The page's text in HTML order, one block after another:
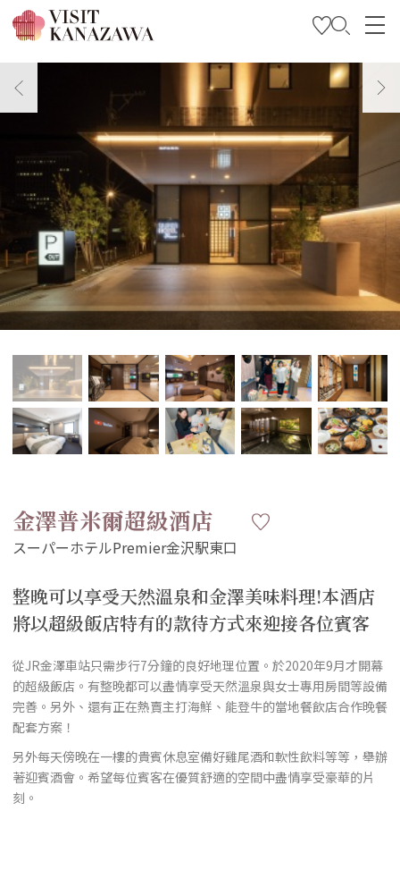
Travel Trade and Media
Languages
金澤普米爾超級酒店
整晚可以享受天然溫泉和金澤美味料理!本酒店
將以超級飯店特有的款待方式來迎接各位賓客
從JR金澤車站只需步行7分鐘的良好地理位置。於2020年9月才開幕
的超級飯店。有整晚都可以盡情享受天然溫泉與女士專用房間等設備
完善。另外、還有正在熱賣主打海鮮、能登牛的當地餐飲店合作晚餐
配套方案！
另外每天傍晚在一樓的貴賓休息室備好雞尾酒和軟性飲料等等，舉辦
著迎賓酒會。希望每位賓客在優質舒適的空間中盡情享受豪華的片
刻。